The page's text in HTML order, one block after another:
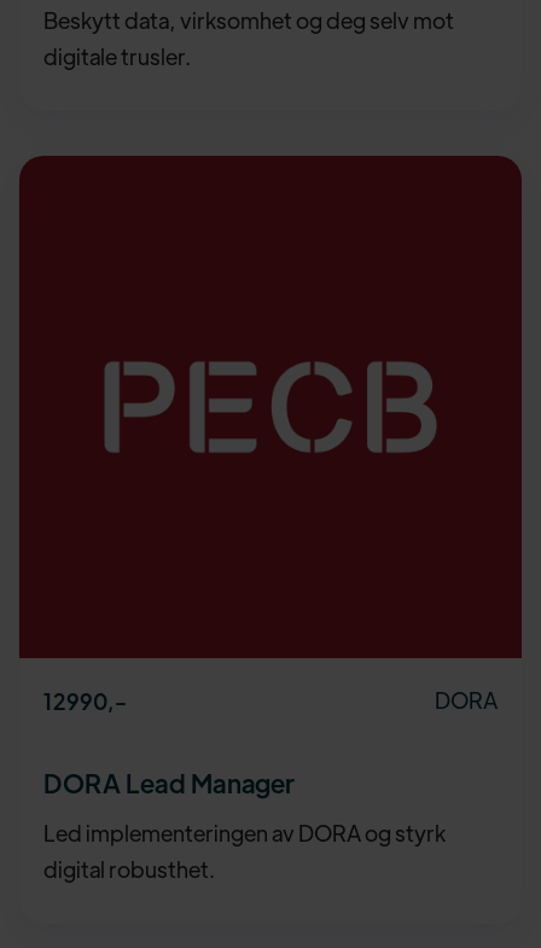
Beskytt data, virksomhet og deg selv mot
digitale trusler.
12990,- DORA
DORA Lead Manager
Led implementeringen av DORA og styrk
digital robusthet.